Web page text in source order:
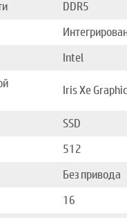
DDR5
Intel
Iris Xe
SSD
512
Без привода
16